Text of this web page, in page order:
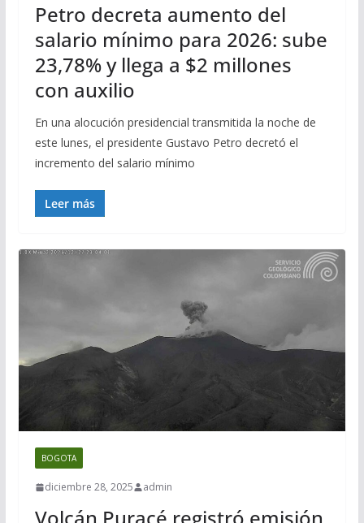
Petro decreta aumento del
salario mínimo para 2026: sube
23,78% y llega a $2 millones
con auxilio
En una alocución presidencial transmitida la noche de
este lunes, el presidente Gustavo Petro decretó el
incremento del salario mínimo
Leer más
BOGOTA
diciembre 28, 2025 admin